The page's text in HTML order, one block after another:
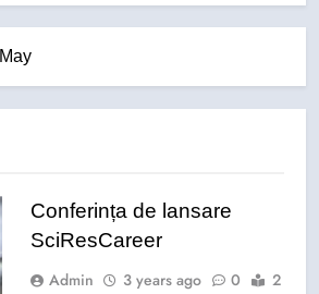
May
Conferința de lansare
SciResCareer
Admin 3 years ago 0
2